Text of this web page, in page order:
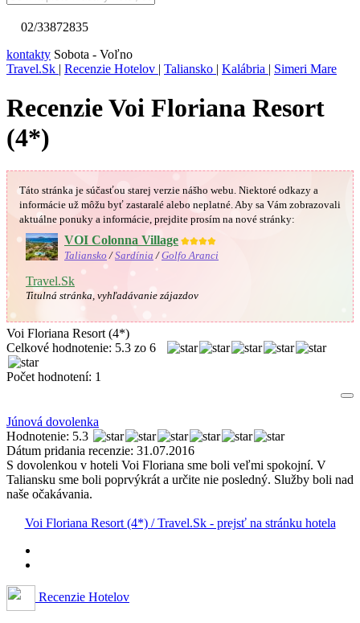
02/33872835
kontakty Sobota - Voľno
Travel.Sk | Recenzie Hotelov | Taliansko | Kalábria | Simeri Mare
Recenzie Voi Floriana Resort
(4*)
Táto stránka je súčasťou starej verzie nášho webu. Niektoré odkazy a
informácie už môžu byť zastaralé alebo neplatné. Aby sa Vám zobrazovali
aktuálne ponuky a informácie, prejdite prosím na nové stránky:
VOI Colonna Village★★★★
Taliansko /Sardínia /Golfo Aranci
Travel.Sk
Titulná stránka, vyhľadávanie zájazdov
Voi Floriana Resort (4*)
Celkové hodnotenie: 5.3 zo 6
Počet hodnotení: 1
Júnová dovolenka
Hodnotenie: 5.3
Dátum pridania recenzie: 31.07.2016
S dovolenkou v hoteli Voi Floriana sme boli veľmi spokojní. V
Taliansku sme boli poprvýkrát a určite nie posledný. Služby boli nad
naše očakávania.
Voi Floriana Resort (4*) / Travel.Sk - prejsť na stránku hotela
Recenzie Hotelov